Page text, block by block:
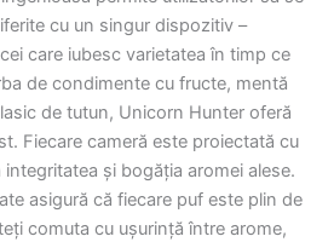
cu un singur dispozitiv –
care iubesc varietatea în timp ce
de condimente cu fructe, mentă
de tutun, Unicorn Hunter oferă
Fiecare cameră este proiectată cu
și bogăția aromei alese.
asigură că fiecare puf este plin de
comuta cu ușurință între arome,